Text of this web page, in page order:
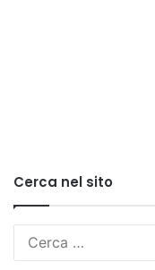
Cerca nel sito